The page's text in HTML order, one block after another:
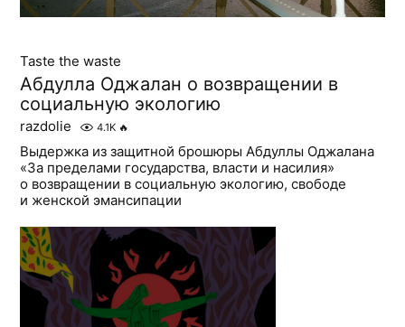
Taste the waste
Абдулла Оджалан о возвращении в
социальную экологию
razdolie 4.1K 🔥
Выдержка из защитной брошюры Абдуллы Оджалана
«За пределами государства, власти и насилия»
о возвращении в социальную экологию, свободе
и женской эмансипации